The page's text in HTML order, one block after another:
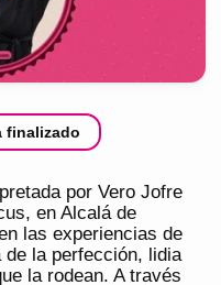
finalizado
por Vero Jofre
en Alcalá de
las experiencias de
de la perfección, lidia
la rodean. A través